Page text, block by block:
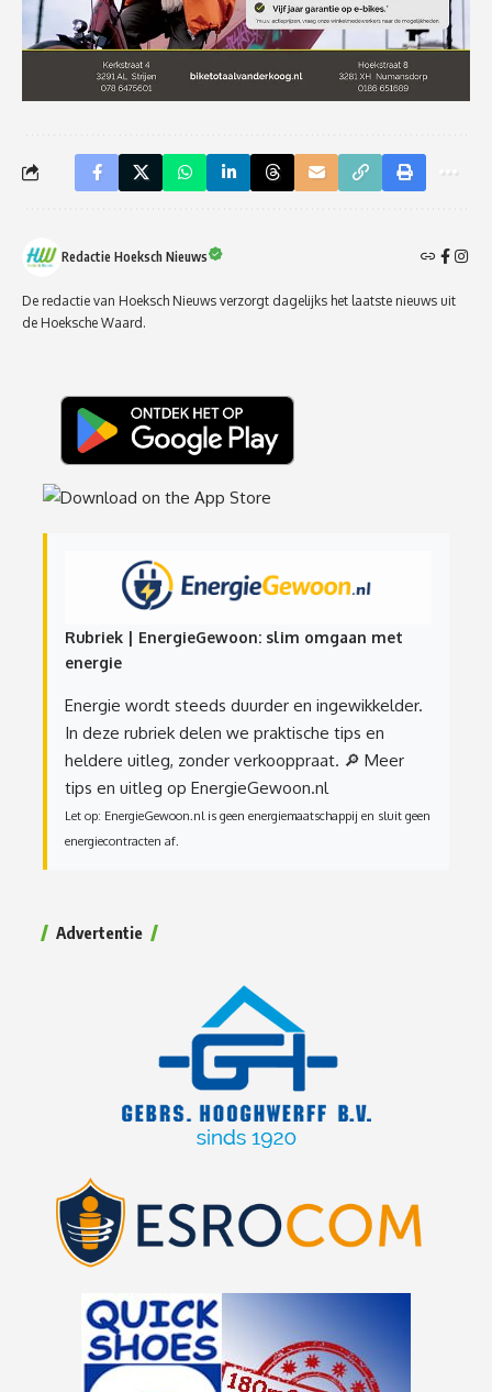
Redactie Hoeksch Nieuws
De redactie van Hoeksch Nieuws verzorgt dagelijks het laatste nieuws uit
de Hoeksche Waard.
Rubriek | EnergieGewoon: slim omgaan met
energie
Energie wordt steeds duurder en ingewikkelder.
In deze rubriek delen we praktische tips en
heldere uitleg, zonder verkooppraat. 🔎 Meer
tips en uitleg op EnergieGewoon.nl
Let op: EnergieGewoon.nl is geen energiemaatschappij en sluit geen
energiecontracten af.
Advertentie